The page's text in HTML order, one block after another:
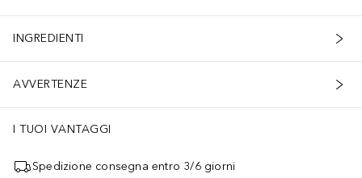
INGREDIENTI
AVVERTENZE
I TUOI VANTAGGI
Spedizione consegna entro 3/6 giorni